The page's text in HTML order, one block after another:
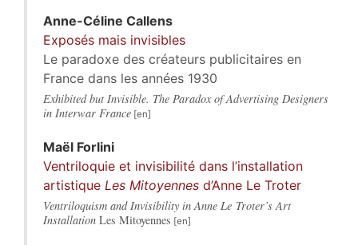
Anne-Céline Callens
Exposés mais invisibles
Le paradoxe des créateurs publicitaires en
France dans les années 1930
Exhibited but Invisible. The Paradox of Advertising Designers
in Interwar France
Maël Forlini
Ventriloquie et invisibilité dans l’installation
artistique Les Mitoyennes d’Anne Le Troter
Ventriloquism and Invisibility in Anne Le Troter’s Art
Installation Les Mitoyennes